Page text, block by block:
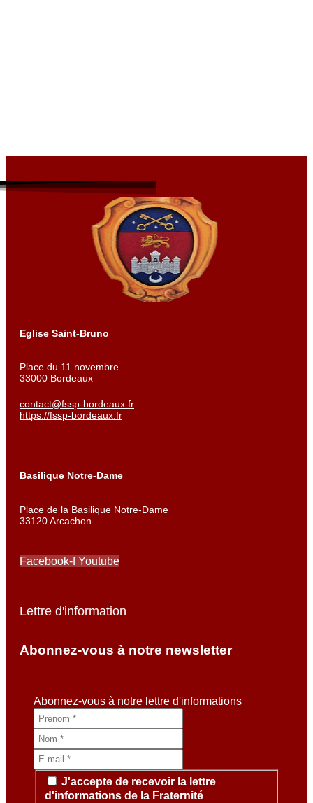
Eglise Saint-Bruno
Place du 11 novembre
33000 Bordeaux
contact@fssp-bordeaux.fr
https://fssp-bordeaux.fr
Basilique Notre-Dame
Place de la Basilique Notre-Dame
33120 Arcachon
Facebook-f Youtube
Lettre d'information
Abonnez-vous à notre newsletter
Abonnez-vous à notre lettre d'informations
J'accepte de recevoir la lettre
d'informations de la Fraternité